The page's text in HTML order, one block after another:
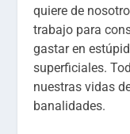
quiere de
trabajo para
gastar en
superficiales.
nuestras vidas
banalidades.